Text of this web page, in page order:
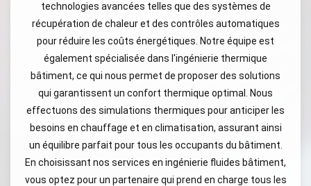
technologies avancées telles que des systèmes de
récupération de chaleur et des contrôles automatiques
pour réduire les coûts énergétiques. Notre équipe est
également spécialisée dans l'ingénierie thermique
bâtiment, ce qui nous permet de proposer des solutions
qui garantissent un confort thermique optimal. Nous
effectuons des simulations thermiques pour anticiper les
besoins en chauffage et en climatisation, assurant ainsi
un équilibre parfait pour tous les occupants du bâtiment.
En choisissant nos services en ingénierie fluides bâtiment,
vous optez pour un partenaire qui prend en charge tous les